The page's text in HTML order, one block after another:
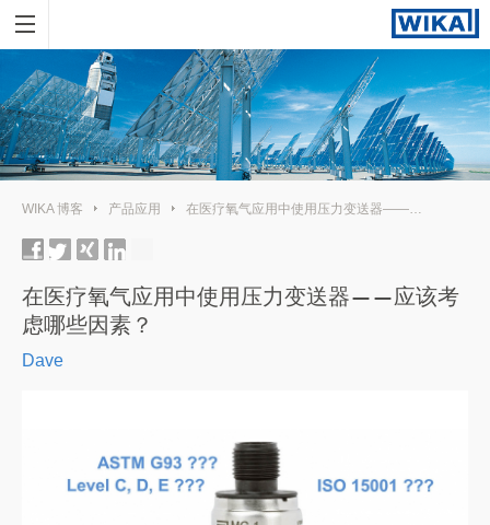
WIKA 博客 产品应用 在医疗氧气应用中使用压力变送器——应该考虑哪些因素？
在医疗氧气应用中使用压力变送器——应该考
虑哪些因素？
Dave